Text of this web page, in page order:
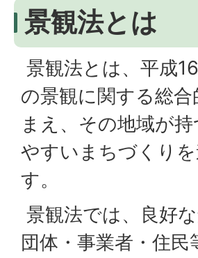
景観法とは
景観法とは、平成
の景観に関する総
まえ、その地域が
やすいまちづくり
す。
景観法では、良好
団体・事業者・住